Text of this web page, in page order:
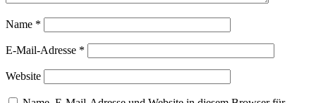
Name *
E-Mail-Adresse *
Website